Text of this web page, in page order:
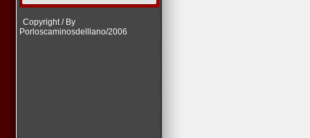
Copyright / By
Porloscaminosdelllano/2006